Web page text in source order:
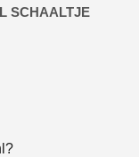
SCHAALTJE